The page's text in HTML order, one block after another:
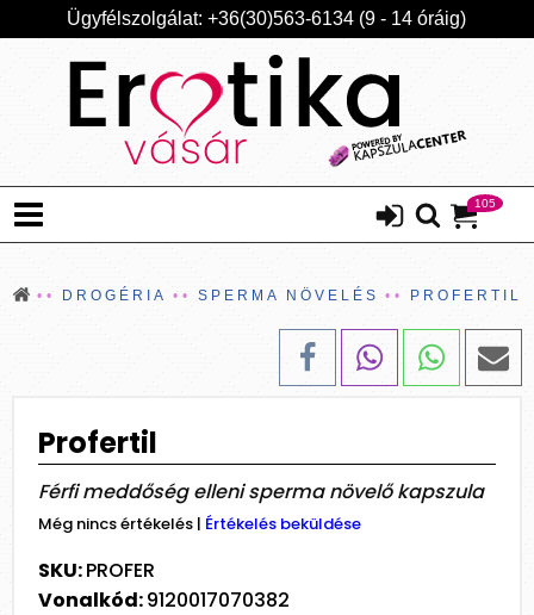
Ügyfélszolgálat: +36(30)563-6134 (9 - 14 óráig)
105
DROGÉRIA SPERMA NÖVELÉS PROFERTIL
Profertil
Férfi meddőség elleni sperma növelő kapszula
Még nincs értékelés | Értékelés beküldése
SKU:PROFER
Vonalkód:9120017070382